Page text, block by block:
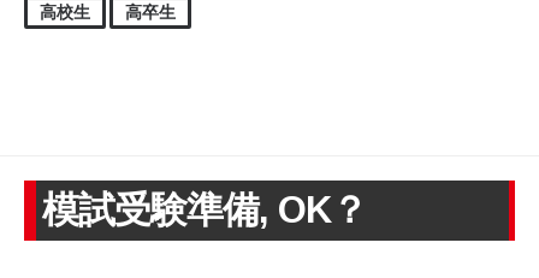
高校生 高卒生
模試受験準備, OK？